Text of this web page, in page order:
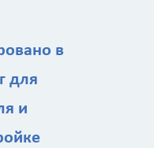
в
для
и